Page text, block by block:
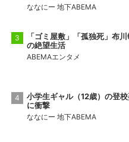
ななにー 地下ABEMA
「ゴミ屋敷」「孤独死」布
の絶望生活
ABEMAエンタメ
小学生ギャル（12歳）の登
に衝撃
ななにー 地下ABEMA